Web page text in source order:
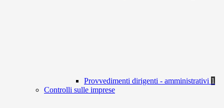
Provvedimenti dirigenti - amministrativi 1
Controlli sulle imprese